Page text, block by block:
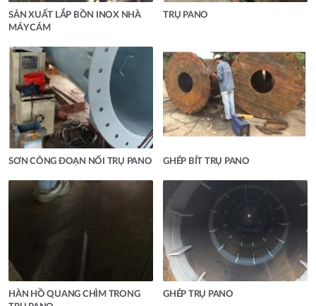
SẢN XUẤT LẮP BỒN INOX NHÀ
MÁY CÁM
TRỤ PANO
SƠN CÔNG ĐOẠN NỐI TRỤ PANO GHÉP BÍT TRỤ PANO
HÀN HỒ QUANG CHÌM TRONG
GHÉP TRỤ PANO